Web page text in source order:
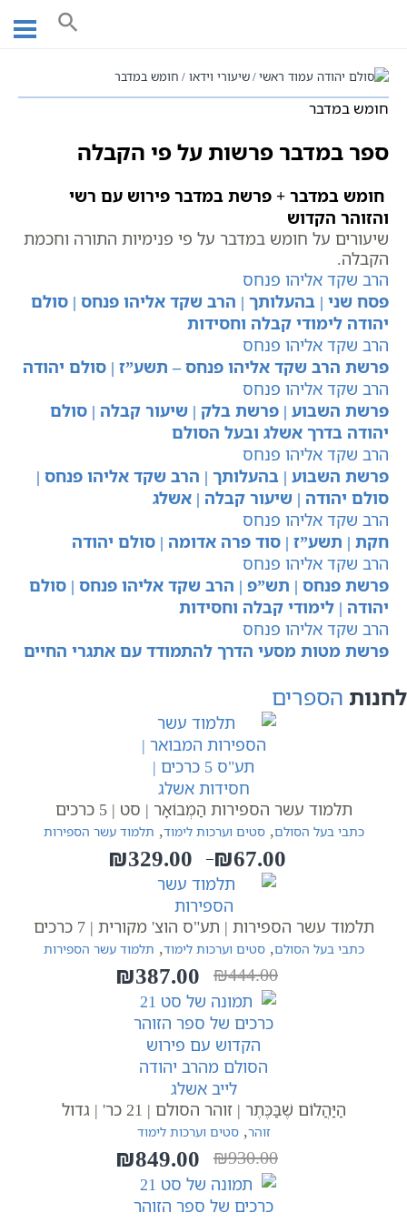
עמוד ראשי שיעורי וידאו חומש במדבר
חומש במדבר
ספר במדבר פרשות על פי הקבלה
חומש במדבר + פרשת במדבר פירוש עם רשי
והזוהר הקדוש
שיעורים על חומש במדבר על פי פנימיות התורה וחכמת
הקבלה.
הרב שקד אליהו פנחס
פסח שני | בהעלותך | הרב שקד אליהו פנחס | סולם
יהודה לימודי קבלה וחסידות
הרב שקד אליהו פנחס
פרשת הרב שקד אליהו פנחס – תשע”ז | סולם יהודה
הרב שקד אליהו פנחס
פרשת השבוע | פרשת בלק | שיעור קבלה | סולם
יהודה בדרך אשלג ובעל הסולם
הרב שקד אליהו פנחס
פרשת השבוע | בהעלותך | הרב שקד אליהו פנחס |
סולם יהודה | שיעור קבלה | אשלג
הרב שקד אליהו פנחס
חקת | תשע”ז | סוד פרה אדומה | סולם יהודה
הרב שקד אליהו פנחס
פרשת פנחס | תש”פ | הרב שקד אליהו פנחס | סולם
יהודה | לימודי קבלה וחסידות
הרב שקד אליהו פנחס
פרשת מטות מסעי הדרך להתמודד עם אתגרי החיים
לחנות הספרים
תלמוד עשר הספירות הַמְבוֹאָר | סט | 5 כרכים
כתבי בעל הסולם,סטים וערכות לימוד, תלמוד עשר הספירות
₪67.00
–
₪329.00
טווח
מחירים:
עד
תלמוד עשר הספירות | תע"ס הוצ' מקורית | 7 כרכים
כתבי בעל הסולם,סטים וערכות לימוד, תלמוד עשר הספירות
₪444.00
המחיר
המקורי
היה:
₪444.00.
₪387.00
המחיר
הנוכחי
הוא:
₪387.00.
הַיַּהֲלוֹם שֶׁבַּכֶּתֶר | זוהר הסולם | 21 כר' | גדול
זוהר,סטים וערכות לימוד
₪930.00
המחיר
המקורי
היה:
₪849.00
המחיר
הנוכחי
הוא: